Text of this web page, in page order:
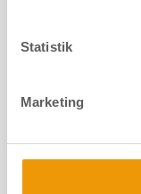
Statistik
Marketing
Overflade
Forpakning